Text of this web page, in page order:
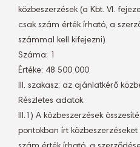
közbeszerzések (a Kbt. VI.
csak szám érték írható, a
számmal kell kifejezni)
Száma: 1
Értéke: 48 500 000
III. szakasz: az ajánlatkérő
Részletes adatok
III.1) A közbeszerzések
pontokban írt